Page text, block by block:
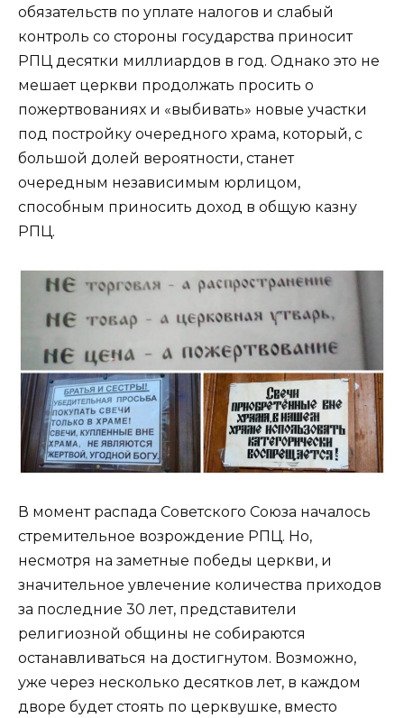
обязательств по уплате налогов и слабый
контроль со стороны государства приносит
РПЦ десятки миллиардов в год. Однако это не
мешает церкви продолжать просить о
пожертвованиях и «выбивать» новые участки
под постройку очередного храма, который, с
большой долей вероятности, станет
очередным независимым юрлицом,
способным приносить доход в общую казну
РПЦ.
В момент распада Советского Союза началось
стремительное возрождение РПЦ. Но,
несмотря на заметные победы церкви, и
значительное увлечение количества приходов
за последние 30 лет, представители
религиозной общины не собираются
останавливаться на достигнутом. Возможно,
уже через несколько десятков лет, в каждом
дворе будет стоять по церквушке, вместо